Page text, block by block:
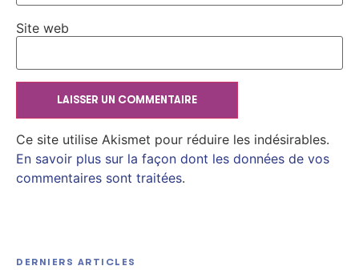
Site web
Ce site utilise Akismet pour réduire les indésirables.
En savoir plus sur la façon dont les données de vos
commentaires sont traitées.
DERNIERS ARTICLES
HitmanPro Portable + Keygen Final [Lifetime]